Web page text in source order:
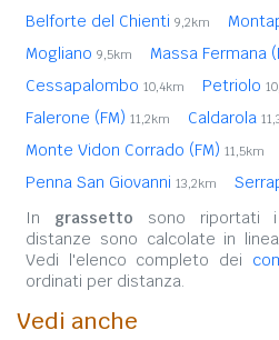
Belforte del Chienti 9,2km
Mogliano 9,5km Massa Fermana
Cessapalombo 10,4km Petriolo
Falerone (FM) 11,2km Caldarola
Monte Vidon Corrado (FM) 11,5km
Penna San Giovanni 13,2km
In grassetto sono riportati
distanze sono calcolate in
Vedi l'elenco completo dei
ordinati per distanza.
Vedi anche